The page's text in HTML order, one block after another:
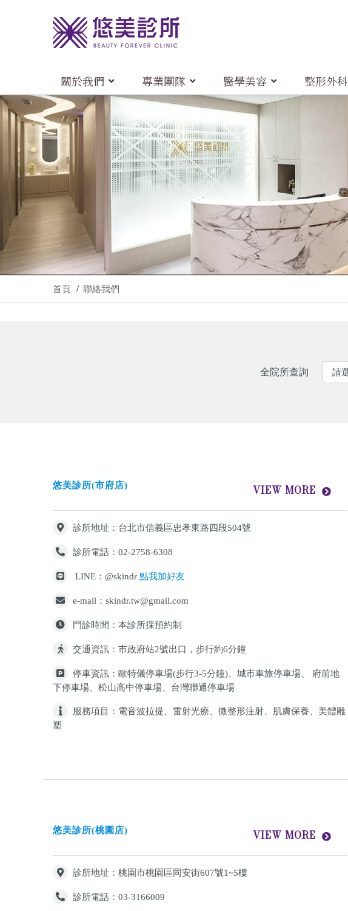
關於我們 專業團隊 醫學美容 整形外科
首頁 聯絡我們
全院所查詢
悠美診所(市府店) VIEW MORE
診所地址：台北市信義區忠孝東路四段504號
診所電話：02-2758-6308
LINE：@skindr 點我加好友
e-mail：skindr.tw@gmail.com
門診時間：本診所採預約制
交通資訊：市政府站2號出口，步行約6分鐘
停車資訊：歐特儀停車場(步行3-5分鐘)、城市車旅停車場、 府前地
下停車場、松山高中停車場、台灣聯通停車場
服務項目：電音波拉提、雷射光療、微整形注射、肌膚保養、美體雕
塑
悠美診所(桃園店) VIEW MORE
診所地址：桃園市桃園區同安街607號1~5樓
診所電話：03-3166009